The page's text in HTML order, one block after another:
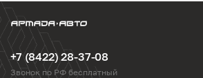
+7 (8422) 28-37-08
Звонок по РФ бесплатный